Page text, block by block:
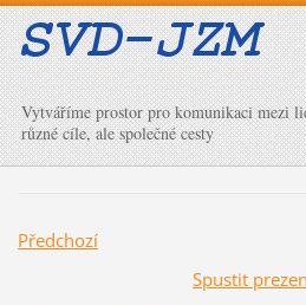
Vytváříme prostor pro komunikaci mezi
různé cíle, ale společné cesty
Předchozí
Spustit